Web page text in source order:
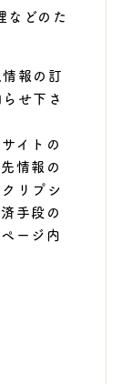
などのた
報の訂
せ下さ
イトの
情報の
リプシ
手段の
ージ内